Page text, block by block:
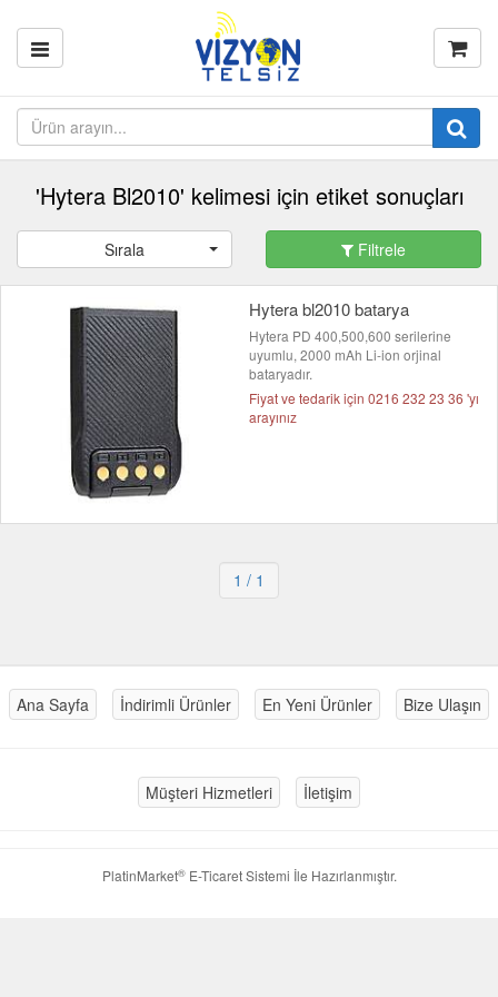
'Hytera Bl2010' kelimesi için etiket sonuçları
Sırala Filtrele
Hytera bl2010 batarya
Hytera PD 400,500,600 serilerine
uyumlu, 2000 mAh Li-ion orjinal
bataryadır.
Fiyat ve tedarik için 0216 232 23 36 'yı
arayınız
1 / 1
Ana Sayfa İndirimli Ürünler En Yeni Ürünler Bize Ulaşın
Müşteri Hizmetleri İletişim
PlatinMarket®E-Ticaret Sistemi İle Hazırlanmıştır.